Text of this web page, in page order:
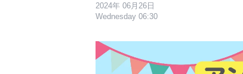
2024年 06月26日
Wednesday 06:30